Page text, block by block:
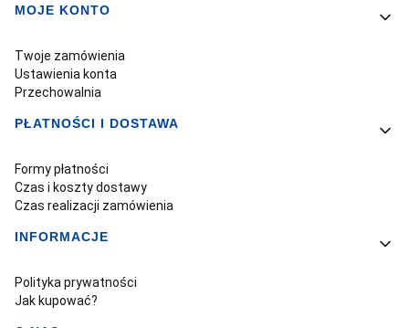
MOJE KONTO
Twoje zamówienia
Ustawienia konta
Przechowalnia
PŁATNOŚCI I DOSTAWA
Formy płatności
Czas i koszty dostawy
Czas realizacji zamówienia
INFORMACJE
Polityka prywatności
Jak kupować?